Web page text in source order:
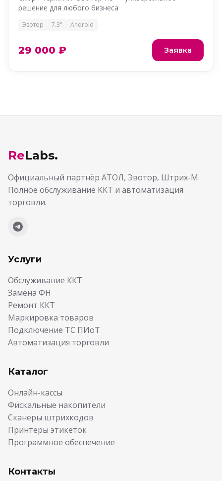
решение для любого бизнеса
Эвотор 7.3" Android
29 000 ₽ Заявка
ReLabs.
Официальный партнёр АТОЛ, Эвотор, Штрих-М.
Полное обслуживание ККТ и автоматизация
торговли.
Услуги
Обслуживание ККТ
Замена ФН
Ремонт ККТ
Маркировка товаров
Подключение ТС ПИоТ
Автоматизация торговли
Каталог
Онлайн-кассы
Фискальные накопители
Сканеры штрихкодов
Принтеры этикеток
Программное обеспечение
Контакты